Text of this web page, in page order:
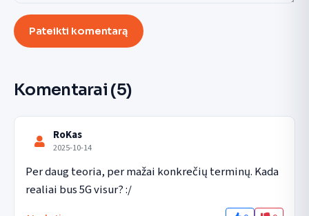
Pateikti komentarą
Komentarai (5)
RoKas
2025-10-14
Per daug teoria, per mažai konkrečių terminų. Kada
realiai bus 5G visur? :/